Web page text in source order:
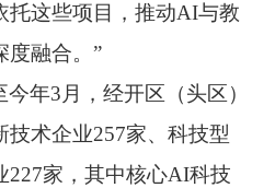
托这些项目，推动AI与教
度融合。”
今年3月，经开区（头区）
技术企业257家、科技型
227家，其中核心AI科技